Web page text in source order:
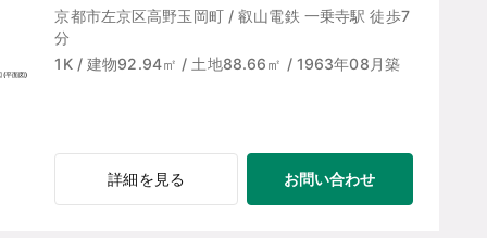
京都市左京区高野玉岡町 / 叡山電鉄 一乗寺駅 徒歩7
分
1K / 建物92.94㎡ / 土地88.66㎡ / 1963年08月築
詳細を見る お問い合わせ